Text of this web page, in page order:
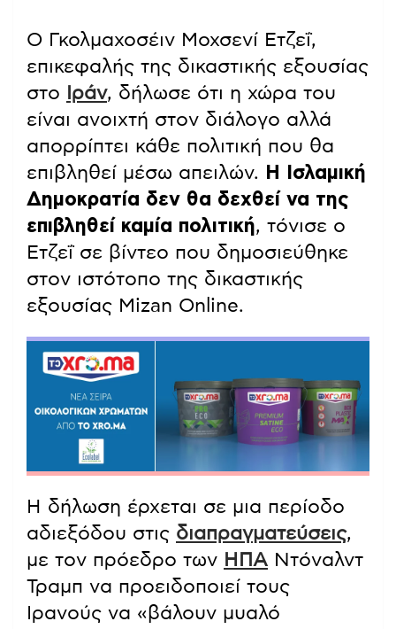
Ο Γκολμαχοσέιν Μοχσενί Ετζεΐ,
επικεφαλής της δικαστικής εξουσίας
στο
Ιράν, δήλωσε ότι η χώρα του
είναι ανοιχτή στον διάλογο αλλά
απορρίπτει κάθε πολιτική που θα
επιβληθεί μέσω απειλών.
Η Ισλαμική
Δημοκρατία δεν θα δεχθεί να της
επιβληθεί καμία πολιτική, τόνισε ο
Ετζεΐ σε βίντεο που δημοσιεύθηκε
στον ιστότοπο της δικαστικής
εξουσίας Mizan Online.
Η δήλωση έρχεται σε μια περίοδο
αδιεξόδου στις διαπραγματεύσεις,
με τον πρόεδρο των ΗΠΑ Ντόναλντ
Τραμπ να προειδοποιεί τους
Ιρανούς να «βάλουν μυαλό